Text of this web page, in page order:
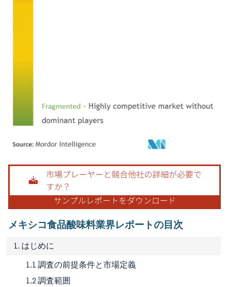
画像 © Mordor Intelligence。再利用にはCC BY 4.0の表示が必要です。
メキシコ食品酸味料業界レポートの目次
1. はじめに
1.1 調査の前提条件と市場定義
1.2 調査範囲